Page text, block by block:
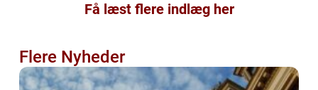
Få læst flere indlæg her
Flere Nyheder